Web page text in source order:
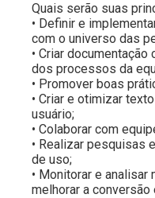
Quais serão suas
• Definir e
com o universo das
• Criar
dos processos da
• Promover boas
• Criar e otimizar
usuário;
• Colaborar com
• Realizar pesquisas
de uso;
• Monitorar e
melhorar a conversão